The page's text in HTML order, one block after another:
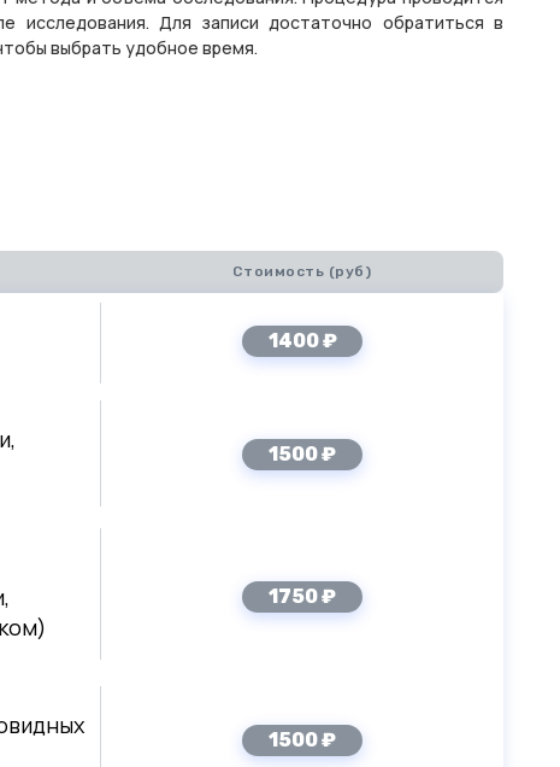
исследования. Для записи достаточно обратиться в
выбрать удобное время.
Стоимость (руб)
1400 ₽
1500 ₽
1750 ₽
1500 ₽